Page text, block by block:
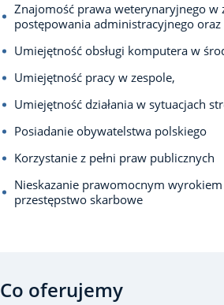
Znajomość prawa weterynaryjnego w
postępowania administracyjnego
Umiejętność obsługi komputera w
Umiejętność pracy w zespole,
Umiejętność działania w sytuacjach
Posiadanie obywatelstwa polskiego
Korzystanie z pełni praw publicznych
Nieskazanie prawomocnym
przestępstwo skarbowe
Co oferujemy